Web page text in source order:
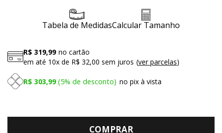
Tabela de MedidasCalcular Tamanho
R$ 319,99 no cartão
em até 10x de R$ 32,00 sem juros ver parcelas
R$ 303,99 no pix à vista
5% de desconto
COMPRAR